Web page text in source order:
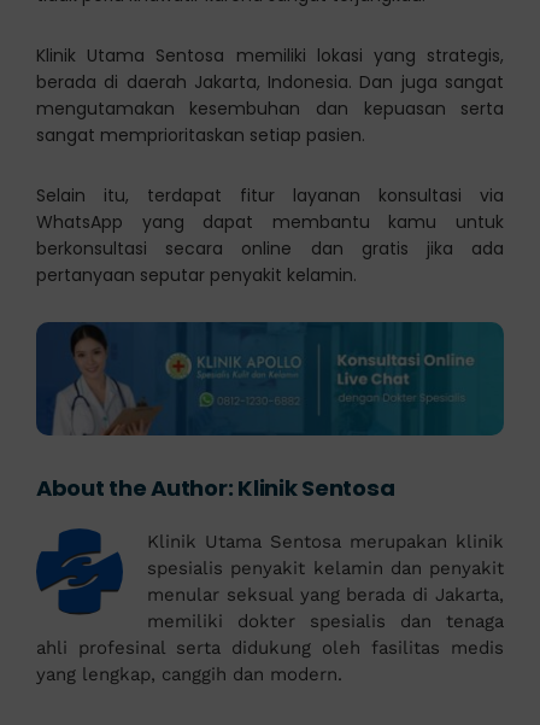
Klinik Utama Sentosa memiliki lokasi yang strategis,
berada di daerah Jakarta, Indonesia. Dan juga sangat
mengutamakan kesembuhan dan kepuasan serta
sangat memprioritaskan setiap pasien.
Selain itu, terdapat fitur layanan konsultasi via
WhatsApp yang dapat membantu kamu untuk
berkonsultasi secara online dan gratis jika ada
pertanyaan seputar penyakit kelamin.
About the Author: Klinik Sentosa
Klinik Utama Sentosa merupakan klinik
spesialis penyakit kelamin dan penyakit
menular seksual yang berada di Jakarta,
memiliki dokter spesialis dan tenaga
ahli profesinal serta didukung oleh fasilitas medis
yang lengkap, canggih dan modern.